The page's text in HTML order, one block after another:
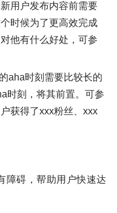
用户发布内容前需要
时候为了更高效完成
他有什么好处，可参
aha时刻需要比较长的
时刻，将其前置。可参
获得了xxx粉丝、xxx
障碍，帮助用户快速达